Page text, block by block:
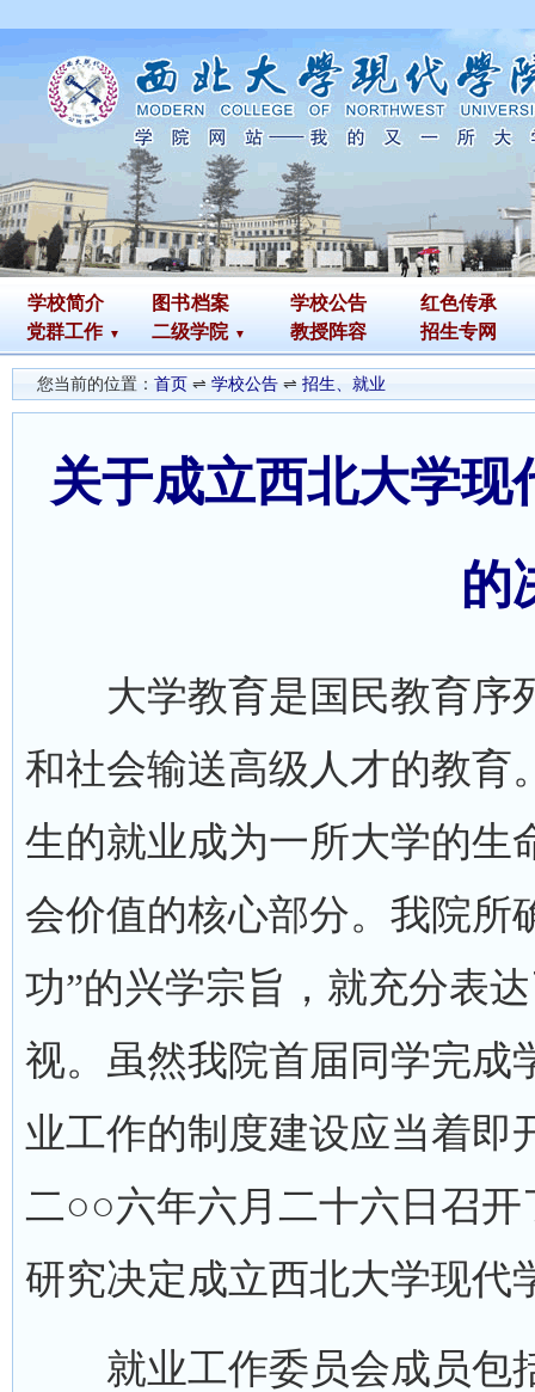
学校简介 图书档案 学校公告
红色传承
党群工作
二级学院 教授阵容 招生专网
您当前的位置： 首页 ⇌ 学校公告 ⇌ 招生、就业
关于成立西北大学
的
大学教育是国民教育序
和社会输送高级人才的教育
生的就业成为一所大学的生
会价值的核心部分。我院所
功”的兴学宗旨，就充分表
视。虽然我院首届同学完成
业工作的制度建设应当着即
二○○六年六月二十六日召
研究决定成立西北大学现代
就业工作委员会成员包